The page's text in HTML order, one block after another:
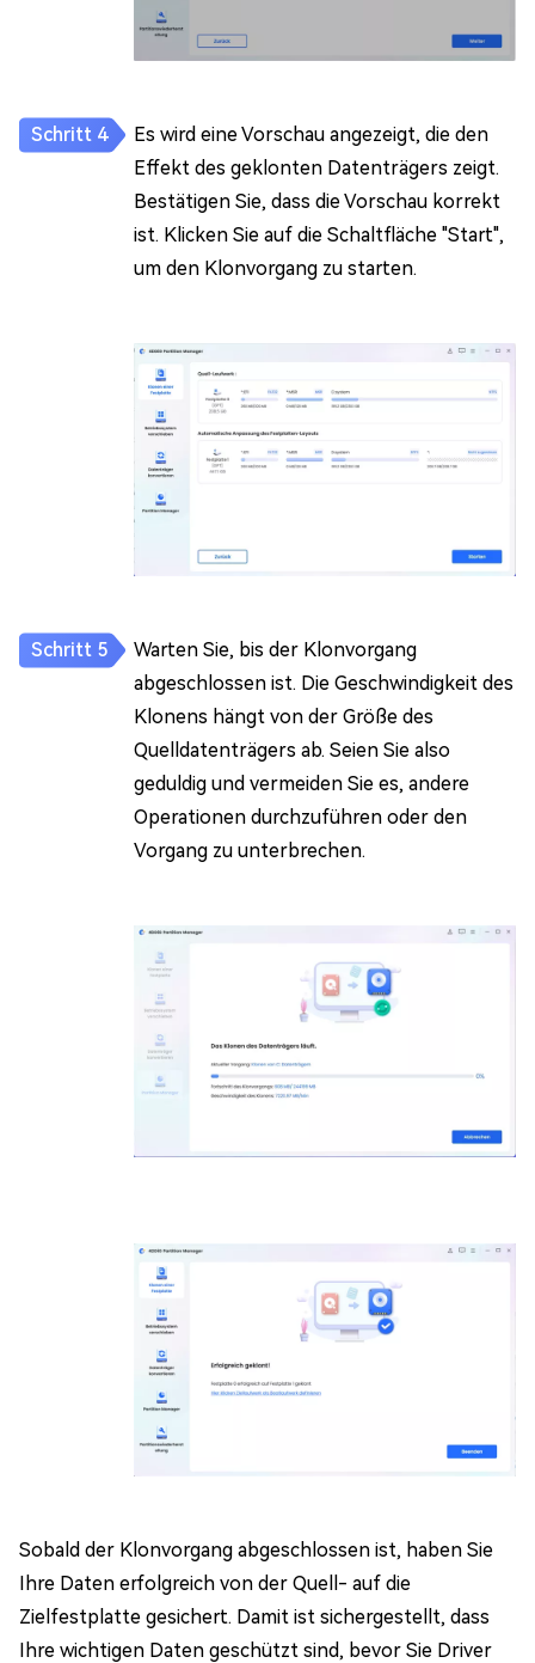
Es wird eine Vorschau angezeigt, die den
Effekt des geklonten Datenträgers zeigt.
Bestätigen Sie, dass die Vorschau korrekt
ist. Klicken Sie auf die Schaltfläche "Start",
um den Klonvorgang zu starten.
Warten Sie, bis der Klonvorgang
abgeschlossen ist. Die Geschwindigkeit des
Klonens hängt von der Größe des
Quelldatenträgers ab. Seien Sie also
geduldig und vermeiden Sie es, andere
Operationen durchzuführen oder den
Vorgang zu unterbrechen.
Sobald der Klonvorgang abgeschlossen ist, haben Sie
Ihre Daten erfolgreich von der Quell- auf die
Zielfestplatte gesichert. Damit ist sichergestellt, dass
Ihre wichtigen Daten geschützt sind, bevor Sie Driver